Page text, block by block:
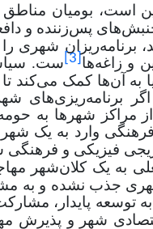
بومیان مناطق
پس‌زننده و
شهری
و زاغه‌ها[3] ست.
آن‌ها کمک می‌کند تا
اگر برنامه‌ریزی‌های
شهرها به
وارد به یک
فیزیکی و
به یک کلان‌شهر
جذب نشده و به
توسعه پایدار،
شهر و پذیرش